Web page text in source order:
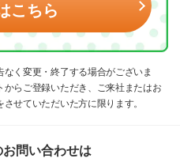
こちら
く変更・終了する場合がございま
らご登録いただき、ご来社またはお
せていただいた方に限ります。
問い合わせは